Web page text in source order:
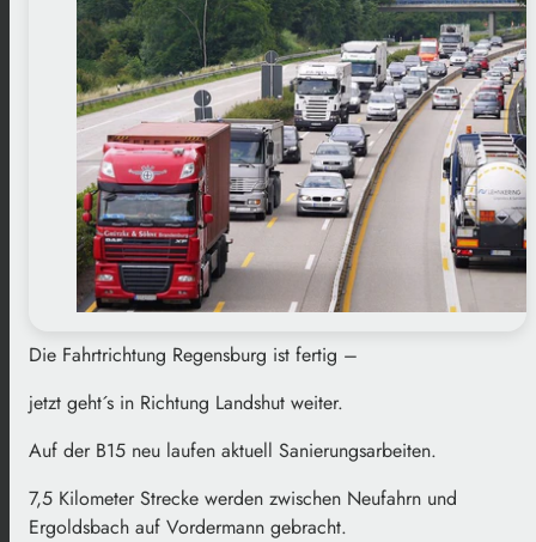
Die Fahrtrichtung Regensburg ist fertig –
jetzt geht´s in Richtung Landshut weiter.
Auf der B15 neu laufen aktuell Sanierungsarbeiten.
7,5 Kilometer Strecke werden zwischen Neufahrn und
Ergoldsbach auf Vordermann gebracht.